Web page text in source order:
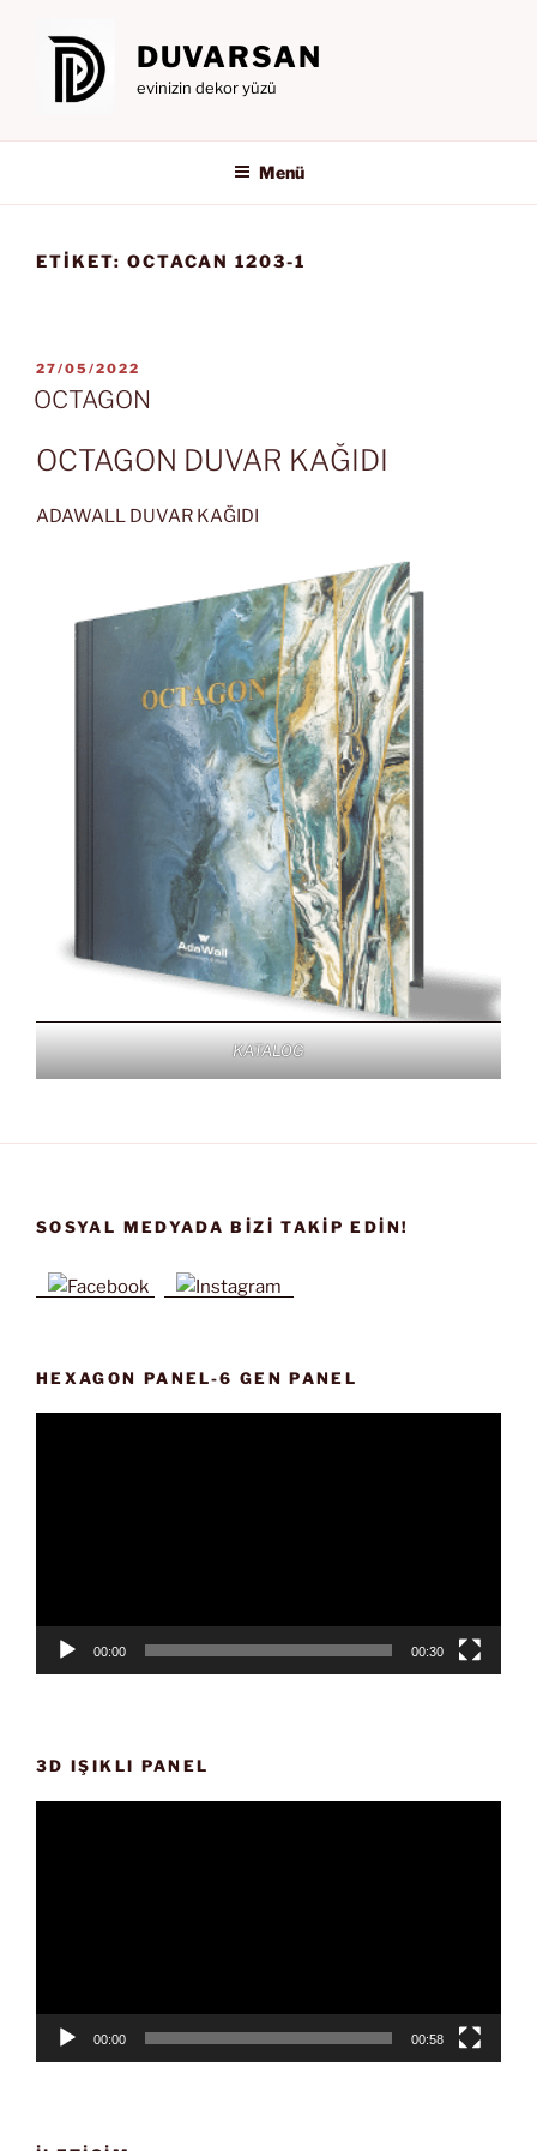
DUVARSAN
evinizin dekor yüzü
Menü
ETIKET: OCTACAN 1203-1
YAYIM
TARIHI
27/05/2022
OCTAGON
OCTAGON DUVAR KAĞIDI
ADAWALL DUVAR KAĞIDI
KATALOG
SOSYAL MEDYADA BIZI TAKIP EDIN!
HEXAGON PANEL-6 GEN PANEL
00:00 00:30
3D IŞIKLI PANEL
00:00 00:58